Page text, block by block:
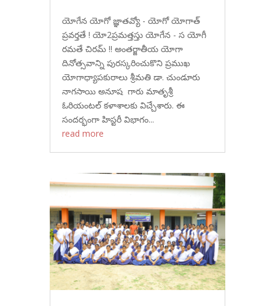
యోగేన యోగో జ్ఞాతవ్యో - యోగో యోగాత్
ప్రవర్తతే ! యో2ప్రమత్తస్తు యోగేన - స యోగీ
రమతే చిరమ్ !! అంతర్జాతీయ యోగా
దినోత్సవాన్ని పురస్కరించుకొని ప్రముఖ
యోగాధ్యాపకురాలు శ్రీమతి డా. చుండూరు
నాగసాయి అనూష గారు మాతృశ్రీ
ఓరియంటల్ కళాశాలకు విచ్చేశారు. ఈ
సందర్భంగా హిస్టరీ విభాగం...
read more